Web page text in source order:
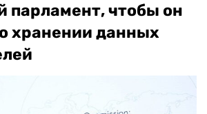
парламент, чтобы он
хранении данных